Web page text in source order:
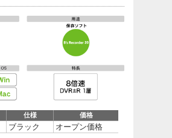
仕様 価格
ブラック オープン価格